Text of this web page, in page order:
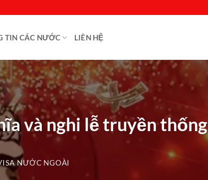
TIN CÁC NƯỚC LIÊN HỆ
và nghi lễ truyền thống
NƯỚC NGOÀI